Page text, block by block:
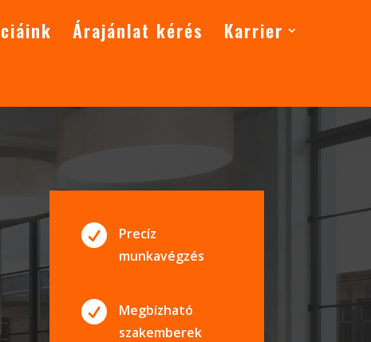
Árajánlat kérés
Karrier

Precíz
munkavégzés

Megbízható
szakemberek